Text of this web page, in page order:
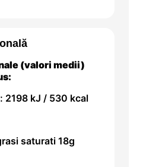
(valori medii)
2198 kJ / 530 kcal
saturati 18g